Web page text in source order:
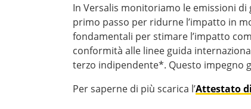
In Versalis monitoriamo le emissioni di
primo passo per ridurne l’impatto in
fondamentali per stimare l’impatto
conformità alle linee guida
terzo indipendente*. Questo impegno
Per saperne di più scarica l’Attestato